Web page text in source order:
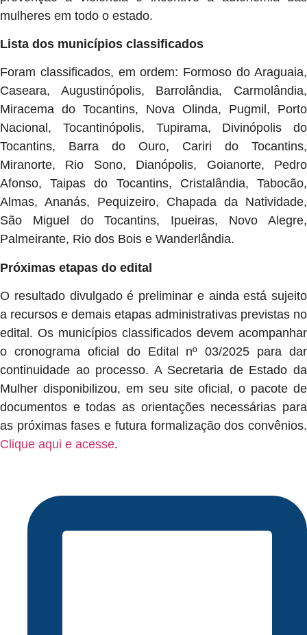
mulheres em todo o estado.
Lista dos municípios classificados
Foram classificados, em ordem: Formoso do Araguaia,
Caseara, Augustinópolis, Barrolândia, Carmolândia,
Miracema do Tocantins, Nova Olinda, Pugmil, Porto
Nacional, Tocantinópolis, Tupirama, Divinópolis do
Tocantins, Barra do Ouro, Cariri do Tocantins,
Miranorte, Rio Sono, Dianópolis, Goianorte, Pedro
Afonso, Taipas do Tocantins, Cristalândia, Tabocão,
Almas, Ananás, Pequizeiro, Chapada da Natividade,
São Miguel do Tocantins, Ipueiras, Novo Alegre,
Palmeirante, Rio dos Bois e Wanderlândia.
Próximas etapas do edital
O resultado divulgado é preliminar e ainda está sujeito
a recursos e demais etapas administrativas previstas no
edital. Os municípios classificados devem acompanhar
o cronograma oficial do Edital nº 03/2025 para dar
continuidade ao processo. A Secretaria de Estado da
Mulher disponibilizou, em seu site oficial, o pacote de
documentos e todas as orientações necessárias para
as próximas fases e futura formalização dos convênios.
Clique aqui e acesse.